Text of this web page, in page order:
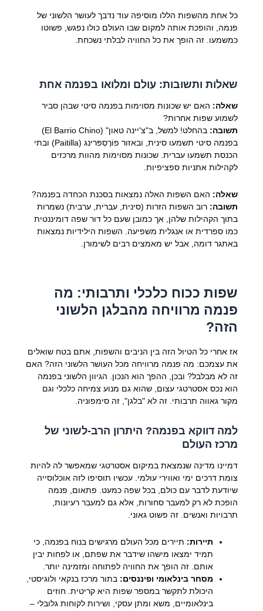
כל אחת מהשפות הללו מוסיפה עוד נדבך לעושר הלשוני של
פנמה, והופכת אותה למקום שבו העולם כולו נפגש, פשוטו
כמשמעו. זה הופך את כל החוויה לבלתי נשכחת.
שאלות ותשובות: עולם ומלואו בפנמה אחת
שאלה: האם יש שכונות מסוימות בפנמה סיטי שבהן סביר
לשמוע שפות אחרות?
תשובה:
בהחלט! למשל, ב"צ'יינה טאון" (El Barrio Chino)
בפנמה סיטי תשמעו סינית, ובאזור פוֹרֶסְפּרינג (Paitilla) ובתי
הכנסת תשמעו עברית. שכונות מסוימות מהוות מרכזים
לקהילות אתניות ספציפיות.
שאלה: האם השפות האלה נמצאות בסכנת הכחדה בפנמה?
תשובה: רוב השפות הזרות (סינית, עברית, ערבית) נשמרות
בתוך הקהילות שלהן, אך כמובן שעם כל דור שפה דומיננטית
כמו ספרדית או אנגלית משפיעה. השפות הילידיות נמצאות
באתגר דומה, אבל יש מאמצים רבים לשימורן.
שפות ככוח כלכלי ותרבותי: מה
פנמה מרוויחה מהבלגן הלשוני
הזה?
אז אחרי כל הטיול הזה בין הניבים והשפות, אתם בטח שואלים
את עצמכם: מה פנמה מרוויחה מכל העושר הלשוני הזה? האם
זה לא מבלבל? ובכן, ההפך הוא הנכון. הגיוון הלשוני בפנמה
הוא נכס אסטרטגי עצום, שהוא גם מנוע צמיחה כלכלי וגם
מקור גאווה תרבותי. זה לא "בלגן", זה סימפוניה.
למה דווקא בפנמה? היתרון הרב-לשוני של
מרכז העולם
דמיינו מדינה שנמצאת במיקום אסטרטגי שמאפשר לה להיות
צומת דרכים ימי ואווירי עולמי. עכשיו תוסיפו לזה אוכלוסייה
שיודעת לדבר עם כולם, בכל שפה כמעט. פתאום, פנמה
הופכת לא רק למעבר סחורות, אלא גם למעבר רעיונות,
תרבויות ואנשים. זה פשוט גאוני.
תיירות: תיירים מכל העולם מרגישים בנוח בפנמה, כי
תמיד ימצאו מישהו שידבר את שפתם, או לפחות יבין
אותם. זה הופך את החוויה לפתוחה ומזמינה יותר.
מסחר בינלאומי ופיננסים: בתור מרכז בנקאי ולוגיסטי,
היכולת לתקשר במספר שפות היא קריטית. חוזים
בינלאומיים, משא ומתן עסקי, ושירות לקוחות גלובלי –